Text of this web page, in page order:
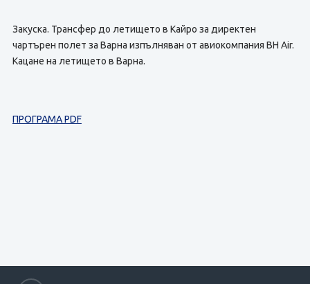
Закуска. Трансфер до летището в Кайро за директен
чартърен полет за Варна изпълняван от авиокомпания BH Air.
Кацане на летището в Варна.
ПРОГРАМА PDF